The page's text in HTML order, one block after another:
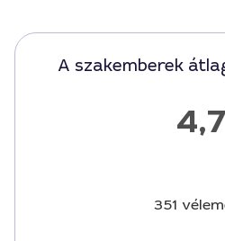
A szakemberek
4,7
351